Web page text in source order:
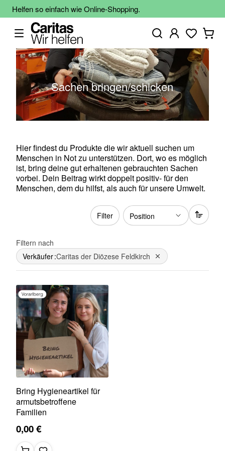
Helfen so einfach wie Online-Shopping.
Sachen bringen/schicken
Hier findest du Produkte die wir aktuell suchen um
Menschen in Not zu unterstützen. Dort, wo es möglich
ist, bring deine gut erhaltenen gebrauchten Sachen
vorbei. Dein Beitrag wirkt doppelt positiv- für den
Menschen, dem du hilfst, als auch für unsere Umwelt.
Filter
Filtern nach
Verkäufer Caritas der Diözese Feldkirch Dies entfernen
Bring Hygieneartikel für
armutsbetroffene
Familien
0,00 €